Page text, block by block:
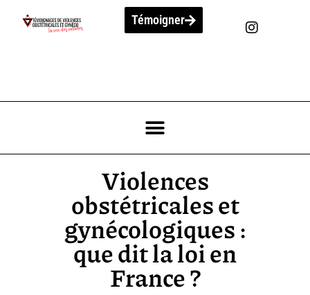
Témoigner
Violences
obstétricales et
gynécologiques :
que dit la loi en
France ?